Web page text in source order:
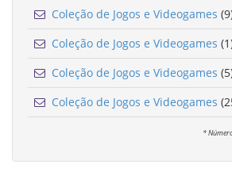
Coleção de Jogos e Videogames
Coleção de Jogos e Videogames
Coleção de Jogos e Videogames
Coleção de Jogos e Videogames
*